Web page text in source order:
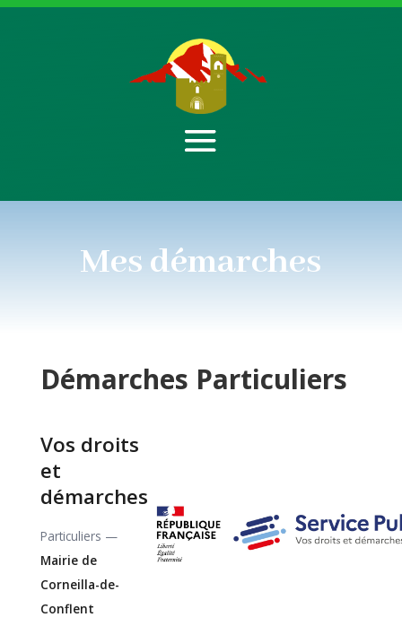
Mes démarches
Démarches Particuliers
Vos droits
et
démarches
Particuliers —
Mairie de
Corneilla-de-
Conflent